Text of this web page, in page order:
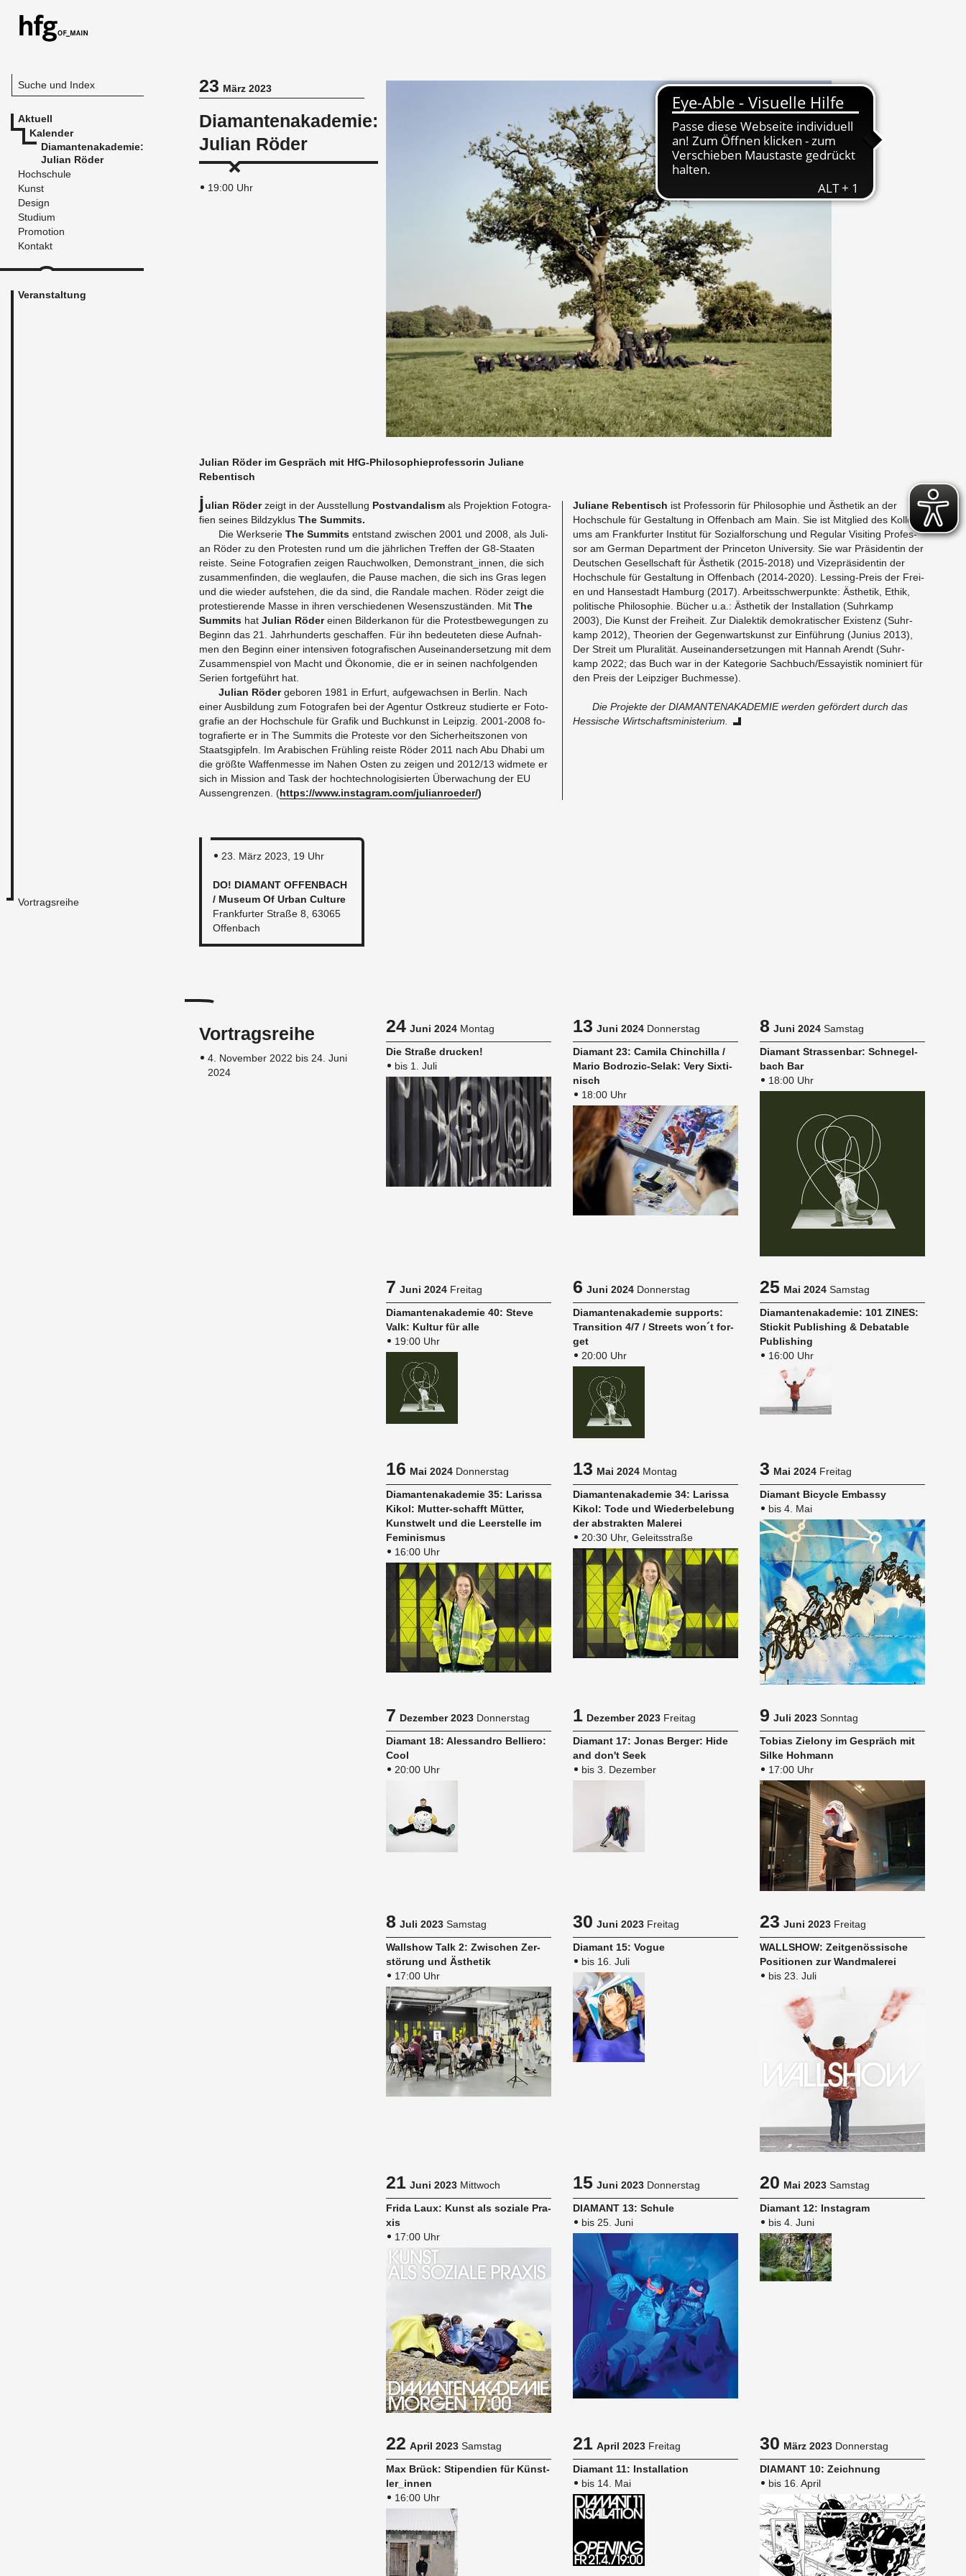
Suche und Index
Aktuell
Kalender
Diamantenakademie:
Julian Röder
Hochschule
Kunst
Design
Studium
Promotion
Kontakt
Veranstaltung
Vortragsreihe
23März 2023
Diamantenakademie:
Julian Röder
19:00 Uhr
Ju­li­an Röder im Ge­spräch mit HfG-Phi­lo­so­phie­pro­fes­so­rin Ju­lia­ne
Re­ben­tisch
Ju­li­an Röderzeigt in der Aus­stel­lung Post­van­da­lism als Pro­jek­ti­on Fo­to­gra­
fi­en sei­nes Bild­zy­klus The Sum­mits.
Die Werk­se­rie The Sum­mits ent­stand zwi­schen 2001 und 2008, als Ju­li­
an Röder zu den Pro­tes­ten rund um die jähr­li­chen Tref­fen der G8-Staa­ten
reis­te. Seine Fo­to­gra­fi­en zei­gen Rauch­wol­ken, De­mons­tran­t_in­nen, die sich
zu­sam­men­fin­den, die weg­lau­fen, die Pause ma­chen, die sich ins Gras legen
und die wie­der auf­ste­hen, die da sind, die Ran­da­le ma­chen. Röder zeigt die
pro­tes­tie­ren­de Masse in ihren ver­schie­de­nen We­sens­zu­stän­den. Mit The
Sum­mits hat Ju­li­an Rödereinen Bil­der­ka­non für die Pro­test­be­we­gun­gen zu
Be­ginn das 21. Jahr­hun­derts ge­schaf­fen. Für ihn be­deu­te­ten diese Auf­nah­
men den Be­ginn einer in­ten­si­ven fo­to­gra­fi­schen Aus­ein­an­der­set­zung mit dem
Zu­sam­men­spiel von Macht und Öko­no­mie, die er in sei­nen nach­fol­gen­den
Se­ri­en fort­ge­führt hat.
Ju­li­an Röderge­bo­ren 1981 in Er­furt, auf­ge­wach­sen in Ber­lin. Nach
einer Aus­bil­dung zum Fo­to­gra­fen bei der Agen­tur Ost­kreuz stu­dier­te er Fo­to­
gra­fie an der Hoch­schu­le für Gra­fik und Buch­kunst in Leip­zig. 2001-2008 fo­
to­gra­fier­te er in The Sum­mits die Pro­tes­te vor den Si­cher­heits­zo­nen von
Staats­gip­feln. Im Ara­bi­schen Früh­ling reis­te Röder 2011 nach Abu Dhabi um
die größ­te Waf­fen­mes­se im Nahen Osten zu zei­gen und 2012/13 wid­me­te er
sich in Mis­si­on and Task der hoch­tech­no­lo­gi­sier­ten Über­wa­chung der EU
Aus­sen­gren­zen. (https://​www.​instagram.​com/​jul​ianr​oede​r/)
Ju­lia­ne Re­ben­tisch ist Pro­fes­so­rin für Phi­lo­so­phie und Äs­the­tik an der
Hoch­schu­le für Ge­stal­tung in Of­fen­bach am Main. Sie ist Mit­glied des Kol­le­gi­
ums am Frank­fur­ter In­sti­tut für So­zi­al­for­schung und Re­gu­lar Vi­sit­ing Pro­fes­
sor am Ger­man De­part­ment der Prin­ce­ton Uni­ver­si­ty. Sie war Prä­si­den­tin der
Deut­schen Ge­sell­schaft für Äs­the­tik (2015-2018) und Vi­ze­prä­si­den­tin der
Hoch­schu­le für Ge­stal­tung in Of­fen­bach (2014-2020). Les­sing-Preis der Frei­
en und Han­se­stadt Ham­burg (2017). Ar­beits­schwer­punk­te: Äs­the­tik, Ethik,
po­li­ti­sche Phi­lo­so­phie. Bü­cher u.a.: Äs­the­tik der In­stal­la­ti­on (Suhr­kamp
2003), Die Kunst der Frei­heit. Zur Dia­lek­tik de­mo­kra­ti­scher Exis­tenz (Suhr­
kamp 2012), Theo­ri­en der Ge­gen­warts­kunst zur Ein­füh­rung (Ju­ni­us 2013),
Der Streit um Plu­ra­li­tät. Aus­ein­an­der­set­zun­gen mit Han­nah Arendt (Suhr­
kamp 2022; das Buch war in der Ka­te­go­rie Sach­buch/Es­say­is­tik no­mi­niert für
den Preis der Leip­zi­ger Buch­mes­se).
Die Pro­jek­te der DIA­MAN­TEN­AKA­DE­MIE wer­den ge­för­dert durch das
Hes­si­sche Wirt­schafts­mi­nis­te­ri­um.
23. März 2023, 19 Uhr
DO! DIA­MANT OF­FEN­BACH
/ Mu­se­um Of Urban Cul­tu­re
Frank­fur­ter Stra­ße 8, 63065
Of­fen­bach
Vortragsreihe
4. November 2022 bis 24. Juni
2024
24Juni 2024 Montag
Die Stra­ße dru­cken!
bis 1. Juli
13Juni 2024 Donnerstag
Dia­mant 23: Ca­mi­la Chin­chil­la /
Mario Bo­dro­zic-Selak: Very Six­ti­
nisch
18:00 Uhr
8Juni 2024 Samstag
Dia­mant Stras­sen­bar: Schne­gel­
bach Bar
18:00 Uhr
7Juni 2024 Freitag
Dia­man­ten­aka­de­mie 40: Steve
Valk: Kul­tur für alle
19:00 Uhr
6Juni 2024 Donnerstag
Dia­man­ten­aka­de­mie sup­ports:
Tran­si­ti­on 4/7 / Streets won´t for­
get
20:00 Uhr
25Mai 2024 Samstag
Dia­man­ten­aka­de­mie: 101 ZINES:
Sti­ckit Pu­blis­hing & De­ba­ta­ble
Pu­blis­hing
16:00 Uhr
16Mai 2024 Donnerstag
Dia­man­ten­aka­de­mie 35: La­ris­sa
Kikol: Mut­ter-schafft Müt­ter,
Kunst­welt und die Leer­stel­le im
Fe­mi­nis­mus
16:00 Uhr
13Mai 2024 Montag
Dia­man­ten­aka­de­mie 34: La­ris­sa
Kikol: Tode und Wie­der­be­le­bung
der abs­trak­ten Ma­le­rei
20:30 Uhr, Geleitsstraße
3Mai 2024 Freitag
Dia­mant Bi­cy­cle Em­bas­sy
bis 4. Mai
7Dezember 2023 Donnerstag
Dia­mant 18: Ales­san­dro Bel­lie­ro:
Cool
20:00 Uhr
1Dezember 2023 Freitag
Dia­mant 17: Jonas Ber­ger: Hide
and don't Seek
bis 3. Dezember
9Juli 2023 Sonntag
To­bi­as Zie­l­o­ny im Ge­spräch mit
Silke Hoh­mann
17:00 Uhr
8Juli 2023 Samstag
Wall­show Talk 2: Zwi­schen Zer­
stö­rung und Äs­the­tik
17:00 Uhr
30Juni 2023 Freitag
Dia­mant 15: Vogue
bis 16. Juli
23Juni 2023 Freitag
WALL­SHOW: Zeit­ge­nös­si­sche
Po­si­tio­nen zur Wand­ma­le­rei
bis 23. Juli
21Juni 2023 Mittwoch
Frida Laux: Kunst als so­zia­le Pra­
xis
17:00 Uhr
15Juni 2023 Donnerstag
DIA­MANT 13: Schu­le
bis 25. Juni
20Mai 2023 Samstag
Dia­mant 12: Ins­ta­gram
bis 4. Juni
22April 2023 Samstag
Max Brück: Sti­pen­di­en für Künst­
ler_in­nen
16:00 Uhr
21April 2023 Freitag
Dia­mant 11: In­stal­la­ti­on
bis 14. Mai
30März 2023 Donnerstag
DIA­MANT 10: Zeich­nung
bis 16. April